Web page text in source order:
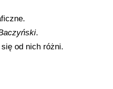
.
od nich różni.